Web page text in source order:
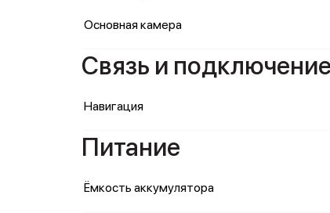
Основная камера
Связь и подключение
Навигация
Питание
Ёмкость аккумулятора